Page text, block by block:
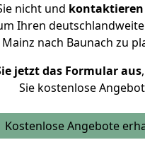
nicht und kontaktieren
Ihren
Mainz nach Baunach zu
jetzt das Formular aus
Sie kostenlose
Kostenlose Angebote